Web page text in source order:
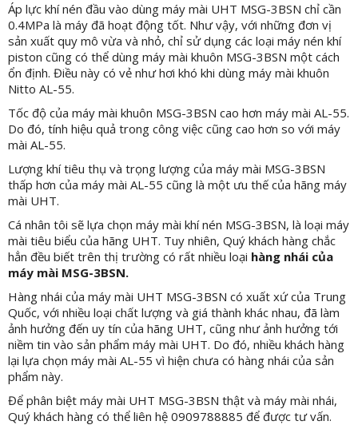
Áp lực khí nén đầu vào dùng máy mài UHT MSG-3BSN chỉ cần
0.4MPa là máy đã hoạt động tốt. Như vậy, với những đơn vị
sản xuất quy mô vừa và nhỏ, chỉ sử dụng các loại máy nén khí
piston cũng có thể dùng máy mài khuôn MSG-3BSN một cách
ổn định. Điều này có vẻ như hơi khó khi dùng máy mài khuôn
Nitto AL-55.
Tốc độ của máy mài khuôn MSG-3BSN cao hơn máy mài AL-55.
Do đó, tính hiệu quả trong công việc cũng cao hơn so với máy
mài AL-55.
Lượng khí tiêu thụ và trọng lượng của máy mài MSG-3BSN
thấp hơn của máy mài AL-55 cũng là một ưu thế của hãng máy
mài UHT.
Cá nhân tôi sẽ lựa chọn máy mài khí nén MSG-3BSN, là loại máy
mài tiêu biểu của hãng UHT. Tuy nhiên, Quý khách hàng chắc
hẳn đều biết trên thị trường có rất nhiều loại hàng nhái của
máy mài MSG-3BSN.
Hàng nhái của máy mài UHT MSG-3BSN có xuất xứ của Trung
Quốc, với nhiều loại chất lượng và giá thành khác nhau, đã làm
ảnh hưởng đến uy tín của hãng UHT, cũng như ảnh hưởng tới
niềm tin vào sản phẩm máy mài UHT. Do đó, nhiều khách hàng
lại lựa chọn máy mài AL-55 vì hiện chưa có hàng nhái của sản
phẩm này.
Để phân biệt máy mài UHT MSG-3BSN thật và máy mài nhái,
Quý khách hàng có thể liên hệ 0909788885 để được tư vấn.